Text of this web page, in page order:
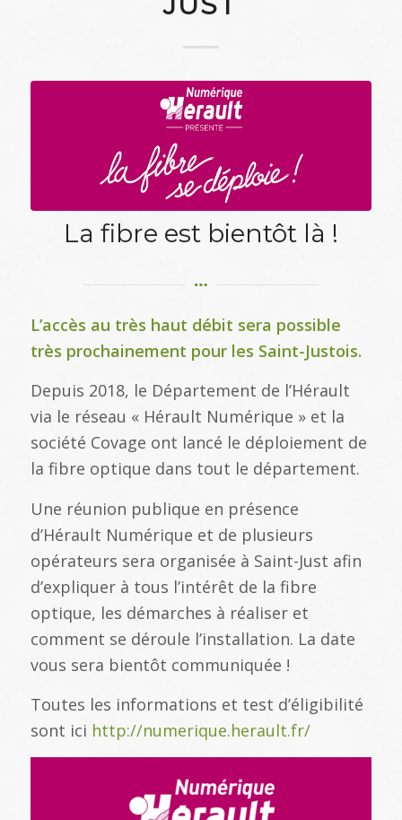
La fibre est bientôt là !
L’accès au très haut débit sera possible
très prochainement pour les Saint-Justois.
Depuis 2018, le Département de l’Hérault
via le réseau « Hérault Numérique » et la
société Covage ont lancé le déploiement de
la fibre optique dans tout le département.
Une réunion publique en présence
d’Hérault Numérique et de plusieurs
opérateurs sera organisée à Saint-Just afin
d’expliquer à tous l’intérêt de la fibre
optique, les démarches à réaliser et
comment se déroule l’installation. La date
vous sera bientôt communiquée !
Toutes les informations et test d’éligibilité
sont ici http://numerique.herault.fr/